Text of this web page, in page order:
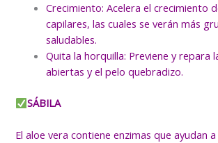
Crecimiento: Acelera el crecimiento
capilares, las cuales se verán más
saludables.
Quita la horquilla: Previene y repara
abiertas y el pelo quebradizo.
SÁBILA
El aloe vera contiene enzimas que ayudan